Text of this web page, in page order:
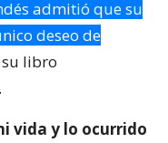
admitió que su
deseo de
su libro
.
vida y lo ocurrido